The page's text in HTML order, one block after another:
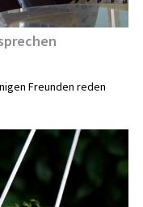
Freunden reden